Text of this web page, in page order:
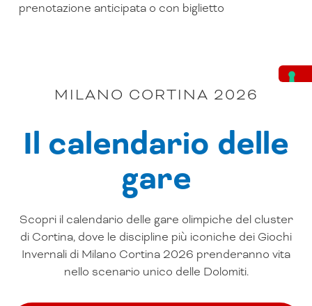
prenotazione anticipata o con biglietto
MILANO CORTINA 2026
Il calendario delle
gare
Scopri il calendario delle gare olimpiche del cluster
di Cortina, dove le discipline più iconiche dei Giochi
Invernali di Milano Cortina 2026 prenderanno vita
nello scenario unico delle Dolomiti.